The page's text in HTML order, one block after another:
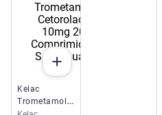
Kelac
Trometamol